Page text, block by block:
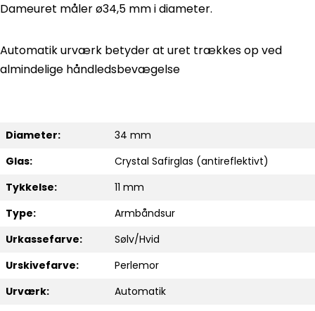
Dameuret måler ø34,5 mm i diameter.
Automatik urværk betyder at uret trækkes op ved
almindelige håndledsbevægelse
Diameter:
34 mm
Glas:
Crystal Safirglas (antireflektivt)
Tykkelse:
11 mm
Type:
Armbåndsur
Urkassefarve:
Sølv/Hvid
Urskivefarve:
Perlemor
Urværk:
Automatik